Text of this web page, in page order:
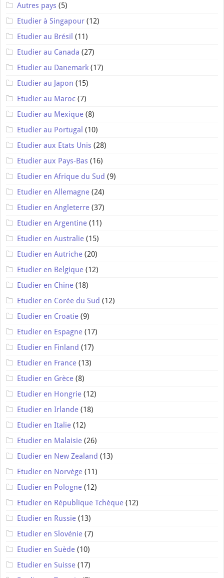
Autres pays (5)
Etudier à Singapour (12)
Etudier au Brésil (11)
Etudier au Canada (27)
Etudier au Danemark (17)
Etudier au Japon (15)
Etudier au Maroc (7)
Etudier au Mexique (8)
Etudier au Portugal (10)
Etudier aux Etats Unis (28)
Etudier aux Pays-Bas (16)
Etudier en Afrique du Sud (9)
Etudier en Allemagne (24)
Etudier en Angleterre (37)
Etudier en Argentine (11)
Etudier en Australie (15)
Etudier en Autriche (20)
Etudier en Belgique (12)
Etudier en Chine (18)
Etudier en Corée du Sud (12)
Etudier en Croatie (9)
Etudier en Espagne (17)
Etudier en Finland (17)
Etudier en France (13)
Etudier en Grèce (8)
Etudier en Hongrie (12)
Etudier en Irlande (18)
Etudier en Italie (12)
Etudier en Malaisie (26)
Etudier en New Zealand (13)
Etudier en Norvège (11)
Etudier en Pologne (12)
Etudier en République Tchèque (12)
Etudier en Russie (13)
Etudier en Slovénie (7)
Etudier en Suède (10)
Etudier en Suisse (17)